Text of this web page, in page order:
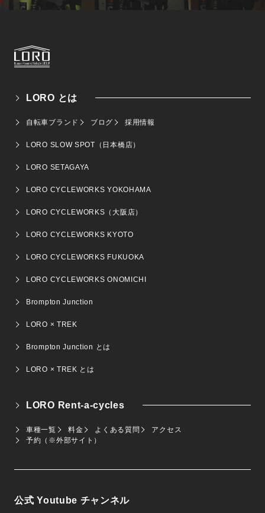
LORO とは
自転車ブランド ブログ 採用情報
LORO SLOW SPOT（日本橋店）
LORO SETAGAYA
LORO CYCLEWORKS YOKOHAMA
LORO CYCLEWORKS（大阪店）
LORO CYCLEWORKS KYOTO
LORO CYCLEWORKS FUKUOKA
LORO CYCLEWORKS ONOMICHI
Brompton Junction
LORO × TREK
Brompton Junction とは
LORO × TREK とは
LORO Rent-a-cycles
車種一覧 料金 よくある質問
アクセス
予約（※外部サイト）
公式 Youtube チャンネル